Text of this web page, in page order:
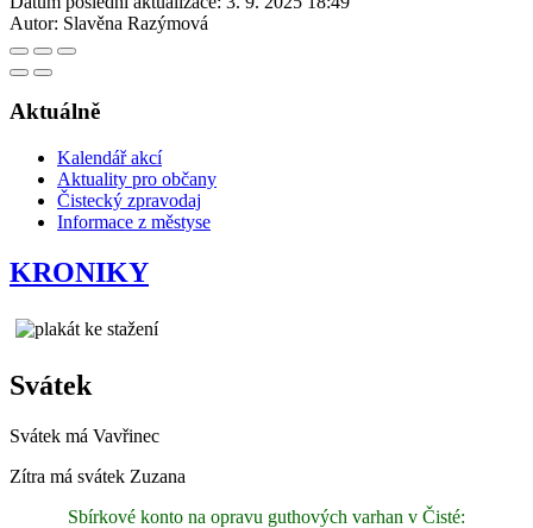
Autor: Slavěna Razýmová
Aktuálně
Kalendář akcí
Aktuality pro občany
Čistecký zpravodaj
Informace z městyse
KRONIKY
Svátek
Svátek má Vavřinec
Zítra má svátek Zuzana
Sbírkové konto na opravu guthových varhan v Čisté: